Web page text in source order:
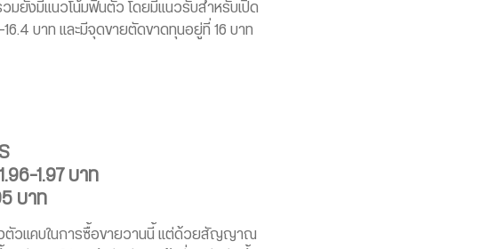
วมยังมีแนวโน้มฟื้นตัว โดยมีแนวรับสำหรับเปิด
บาท และมีจุดขายตัดขาดทุนอยู่ที่ 16 บาท
1.97 บาท
บาท
งตัวแคบในการซื้อขายวานนี้ แต่ด้วยสัญญาณ